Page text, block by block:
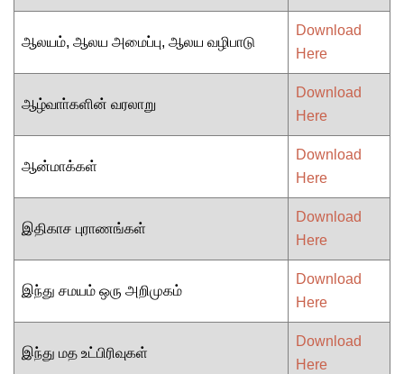
ஆலயம், ஆலய அமைப்பு, ஆலய வழிபாடு
Download
Here
ஆழ்வாா்களின் வரலாறு
Download
Here
ஆன்மாக்கள்
Download
Here
இதிகாச புராணங்கள்
Download
Here
இந்து சமயம் ஒரு அறிமுகம்
Download
Here
இந்து மத உட்பிரிவுகள்
Download
Here